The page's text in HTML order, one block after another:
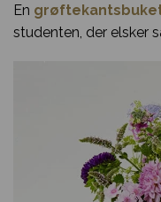
En
studenten, der elsker